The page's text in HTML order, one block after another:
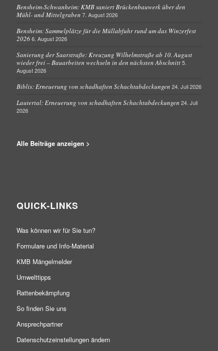
Bensheim-Schwanheim: KMB saniert Brückenbauwerk über den
Mühl- und Mittelgraben 7. August 2026
Bensheim: Sammelplätze für die Müllabfuhr rund um das Winzerfest
2026 6. August 2026
Sanierung der Saarstraße: Kreuzung Wilhelmstraße ab 10. August
wieder frei – Bauarbeiten wechseln in den nächsten Abschnitt 5.
August 2026
Biblis: Erneuerung von schadhaften Schachtabdeckungen 24. Juli 2026
Lautertal: Erneuerung von schadhaften Schachtabdeckungen 24. Juli
2026
Alle Beiträge anzeigen >
QUICK-LINKS
Was können wir für Sie tun?
Formulare und Info-Material
KMB Mängelmelder
Umwelttipps
Rattenbekämpfung
So finden Sie uns
Ansprechpartner
Datenschutzeinstellungen ändern